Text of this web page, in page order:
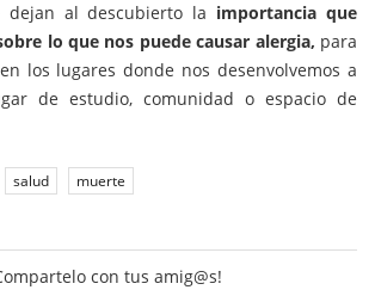
dejan al descubierto la importancia que
lo que nos puede causar alergia, para
los lugares donde nos desenvolvemos a
de estudio, comunidad o espacio de
salud muerte
con tus amig@s!